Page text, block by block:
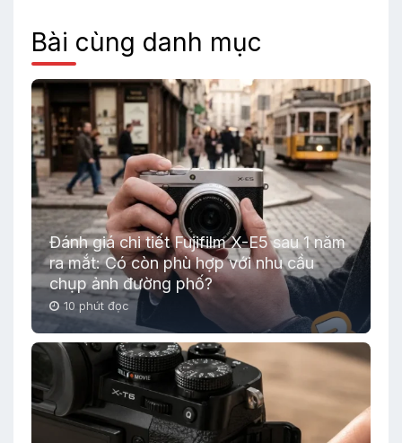
Bài cùng danh mục
Đánh giá chi tiết Fujifilm X-E5 sau 1 năm
ra mắt: Có còn phù hợp với nhu cầu
chụp ảnh đường phố?
10 phút đọc